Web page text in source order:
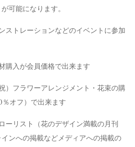
可能になります。
ストレーションなどのイベントに参加
購入が会員価格で出来ます
）フラワーアレンジメント・花束の購
オフ）で出来ます
ーリスト（花のデザイン満載の月刊
ンへの掲載などメディアへの掲載の